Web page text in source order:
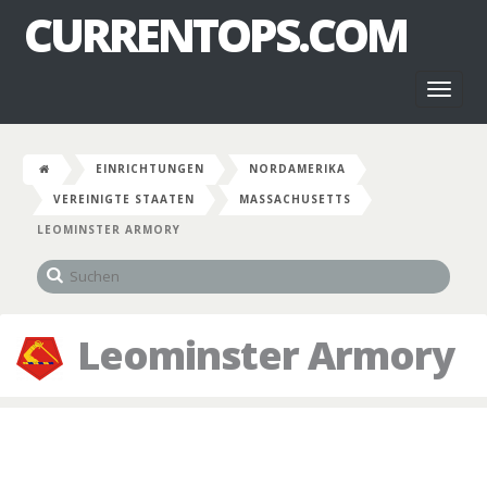
CURRENTOPS.COM
EINRICHTUNGEN
NORDAMERIKA
VEREINIGTE STAATEN
MASSACHUSETTS
LEOMINSTER ARMORY
Leominster Armory